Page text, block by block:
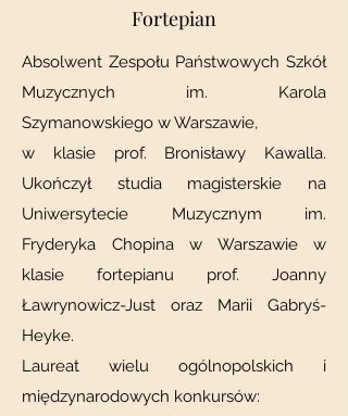
Fortepian
Absolwent Zespołu Państwowych Szkół
Muzycznych im. Karola
Szymanowskiego w Warszawie,
w klasie prof. Bronisławy Kawalla.
Ukończył studia magisterskie na
Uniwersytecie Muzycznym im.
Fryderyka Chopina w Warszawie w
klasie fortepianu prof. Joanny
Ławrynowicz-Just oraz Marii Gabryś-
Heyke.
Laureat wielu ogólnopolskich i
międzynarodowych konkursów: